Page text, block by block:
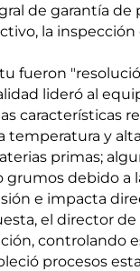
de garantía
la
fueron
lideró al
características
temperatura y
primas;
grumos debido
e impacta
el director
procesos